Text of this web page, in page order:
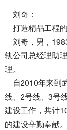
刘奇：
打造精品工程
刘奇，男，
轨公司总经理助
理。
自2010年来到
线、2号线、3号
建设工作，共计
的建设辛勤奉献